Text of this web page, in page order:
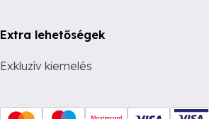
Extra lehetőségek
Exkluzív kiemelés